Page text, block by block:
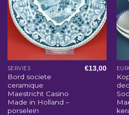
SERVIES
Bord societe
ceramique
Maestricht Casino
Made in Holland –
porselein
€13,00